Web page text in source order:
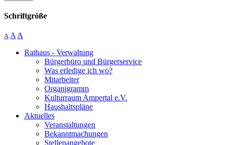
Schriftgröße
A A A
Rathaus - Verwaltung
Bürgerbüro und Bürgerservice
Was erledige ich wo?
Mitarbeiter
Organigramm
Kulturraum Ampertal e.V.
Haushaltspläne
Aktuelles
Veranstaltungen
Bekanntmachungen
Stellenangebote